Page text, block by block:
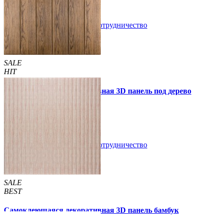
Купить В закладки Сотрудничество
SALE
HIT
Самоклеющаяся декоративная 3D панель под дерево
Сотрудничество
SALE
BEST
Самоклеющаяся декоративная 3D панель бамбук